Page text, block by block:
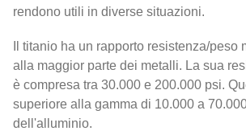
rendono utili in diverse situazioni.
Il titanio ha un rapporto resistenza/peso
alla maggior parte dei metalli. La sua
è compresa tra 30.000 e 200.000 psi.
superiore alla gamma di 10.000 a
dell'alluminio.